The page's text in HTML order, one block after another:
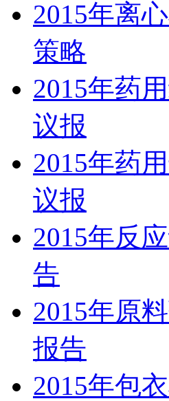
2015年离
策略
2015年药
议报
2015年药
议报
2015年反
告
2015年原
报告
2015年包